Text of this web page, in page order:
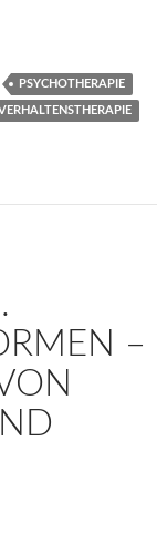
fallorientiertes
PSYCHOTHERAPIE
–